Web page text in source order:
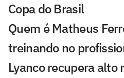
Copa do Brasil
Quem é Matheus
treinando no
Lyanco recupera alto